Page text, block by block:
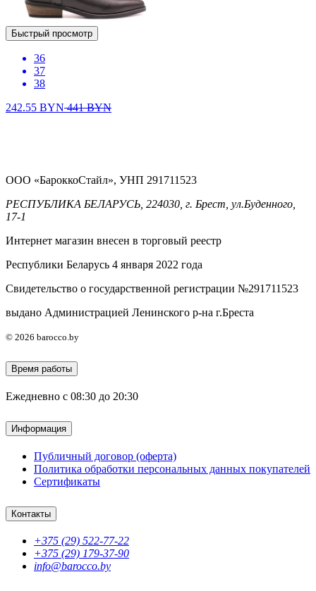
Быстрый просмотр
36
37
38
242.55 BYN441BYN
ООО «БароккоСтайл», УНП 291711523
РЕСПУБЛИКА БЕЛАРУСЬ, 224030, г. Брест, ул.Буденного,
17-1
Интернет магазин внесен в торговый реестр
Республики Беларусь 4 января 2022 года
Свидетельство о государственной регистрации №291711523
выдано Администрацией Ленинского р-на г.Бреста
© 2026 barocco.by
Время работы
Ежедневно с 08:30 до 20:30
Информация
Публичный договор (оферта)
Политика обработки персональных данных покупателей
Сертификаты
Контакты
+375 (29) 522-77-22
+375 (29) 179-37-90
info@barocco.by